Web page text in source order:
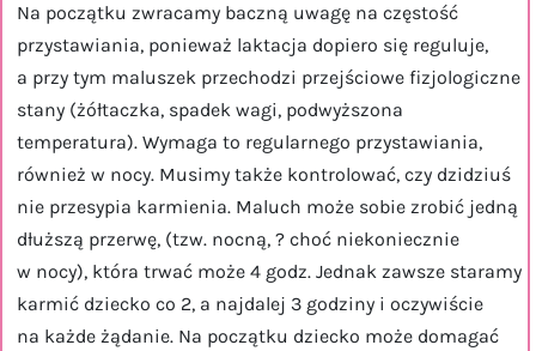
Na początku zwracamy baczną uwagę na częstość
przystawiania, ponieważ laktacja dopiero się reguluje,
a przy tym maluszek przechodzi przejściowe fizjologiczne
stany (żółtaczka, spadek wagi, podwyższona
temperatura). Wymaga to regularnego przystawiania,
również w nocy. Musimy także kontrolować, czy dzidziuś
nie przesypia karmienia. Maluch może sobie zrobić jedną
dłuższą przerwę, (tzw. nocną, ? choć niekoniecznie
w nocy), która trwać może 4 godz. Jednak zawsze staramy
karmić dziecko co 2, a najdalej 3 godziny i oczywiście
na każde żądanie. Na początku dziecko może domagać